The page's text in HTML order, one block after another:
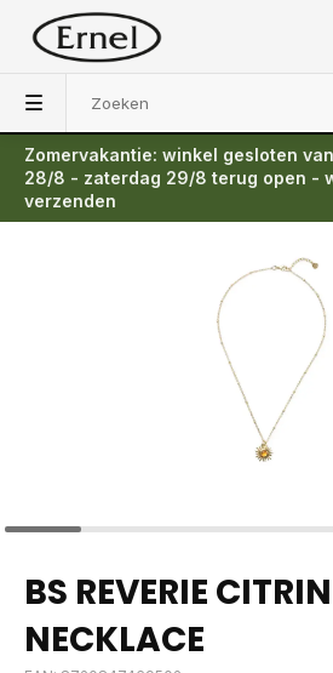
Zomervakantie: winkel gesloten
28/8 - zaterdag 29/8 terug open -
verzenden
Terug
BS REVERIE
NECKLACE